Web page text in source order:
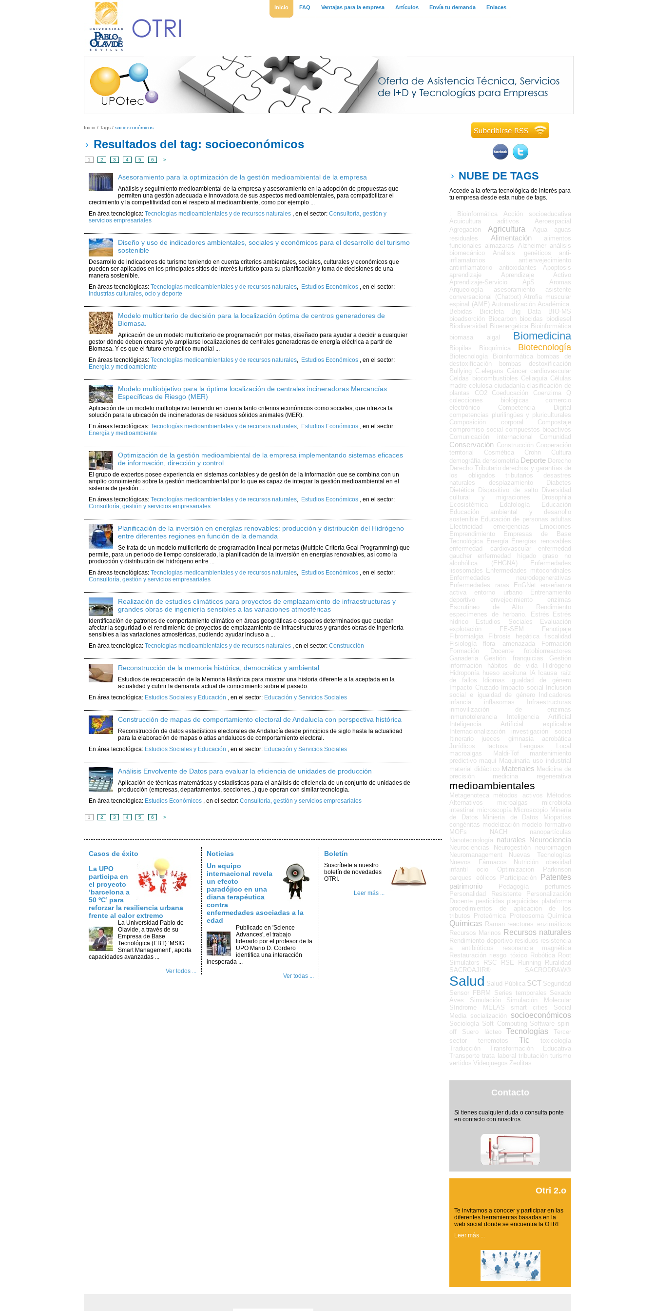
Inicio FAQ Ventajas para la empresa Artículos Envía tu demanda Enlaces
Inicio / Tags / socioeconómicos
Resultados del tag: socioeconómicos
1 2 3 4 5 6 >
Asesoramiento para la optimización de la gestión medioambiental de la empresa
Análisis y seguimiento medioambiental de la empresa y asesoramiento en la adopción de propuestas que
permiten una gestión adecuada e innovadora de sus aspectos medioambientales, para compatibilizar el
crecimiento y la competitividad con el respeto al medioambiente, como por ejemplo ...
En área tecnológica: Tecnologías medioambientales y de recursos naturales , en el sector: Consultoría, gestión y
servicios empresariales
Diseño y uso de indicadores ambientales, sociales y económicos para el desarrollo del turismo
sostenible
Desarrollo de indicadores de turismo teniendo en cuenta criterios ambientales, sociales, culturales y económicos que
pueden ser aplicados en los principales sitios de interés turístico para su planificación y toma de decisiones de una
manera sostenible.
En áreas tecnológicas: Tecnologías medioambientales y de recursos naturales, Estudios Económicos , en el sector:
Industrias culturales, ocio y deporte
Modelo multicriterio de decisión para la localización óptima de centros generadores de
Biomasa.
Aplicación de un modelo multicriterio de programación por metas, diseñado para ayudar a decidir a cualquier
gestor dónde deben crearse y/o ampliarse localizaciones de centrales generadoras de energía eléctrica a partir de
Biomasa. Y es que el futuro energético mundial ...
En áreas tecnológicas: Tecnologías medioambientales y de recursos naturales, Estudios Económicos , en el sector:
Energía y medioambiente
Modelo multiobjetivo para la óptima localización de centrales incineradoras Mercancías
Específicas de Riesgo (MER)
Aplicación de un modelo multiobjetivo teniendo en cuenta tanto criterios económicos como sociales, que ofrezca la
solución para la ubicación de incineradoras de residuos sólidos animales (MER).
En áreas tecnológicas: Tecnologías medioambientales y de recursos naturales, Estudios Económicos , en el sector:
Energía y medioambiente
Optimización de la gestión medioambiental de la empresa implementando sistemas eficaces
de información, dirección y control
El grupo de expertos posee experiencia en sistemas contables y de gestión de la información que se combina con un
amplio conoimiento sobre la gestión medioambiental por lo que es capaz de integrar la gestión medioambiental en el
sistema de gestión ...
En áreas tecnológicas: Tecnologías medioambientales y de recursos naturales, Estudios Económicos , en el sector:
Consultoría, gestión y servicios empresariales
Planificación de la inversión en energías renovables: producción y distribución del Hidrógeno
entre diferentes regiones en función de la demanda
Se trata de un modelo multicriterio de programación lineal por metas (Multiple Criteria Goal Programming) que
permite, para un periodo de tiempo considerado, la planificación de la inversión en energías renovables, así como la
producción y distribución del hidrógeno entre ...
En áreas tecnológicas: Tecnologías medioambientales y de recursos naturales, Estudios Económicos , en el sector:
Consultoría, gestión y servicios empresariales
Realización de estudios climáticos para proyectos de emplazamiento de infraestructuras y
grandes obras de ingeniería sensibles a las variaciones atmosféricas
Identificación de patrones de comportamiento climático en áreas geográficas o espacios determinados que puedan
afectar la seguridad o el rendimiento de proyectos de emplazamiento de infraestructuras y grandes obras de ingeniería
sensibles a las variaciones atmosféricas, pudiendo ayudar incluso a ...
En área tecnológica: Tecnologías medioambientales y de recursos naturales , en el sector: Construcción
Reconstrucción de la memoria histórica, democrática y ambiental
Estudios de recuperación de la Memoria Histórica para mostrar una historia diferente a la aceptada en la
actualidad y cubrir la demanda actual de conocimiento sobre el pasado.
En área tecnológica: Estudios Sociales y Educación , en el sector: Educación y Servicios Sociales
Construcción de mapas de comportamiento electoral de Andalucía con perspectiva histórica
Reconstrucción de datos estadísticos electorales de Andalucía desde principios de siglo hasta la actualidad
para la elaboración de mapas o atlas andaluces de comportamiento electoral.
En área tecnológica: Estudios Sociales y Educación , en el sector: Educación y Servicios Sociales
Análisis Envolvente de Datos para evaluar la eficiencia de unidades de producción
Aplicación de técnicas matemáticas y estadísticas para el análisis de eficiencia de un conjunto de unidades de
producción (empresas, departamentos, secciones...) que operan con similar tecnología.
En área tecnológica: Estudios Económicos , en el sector: Consultoría, gestión y servicios empresariales
1 2 3 4 5 6 >
Casos de éxito
La UPO
participa en
el proyecto
‘barcelona a
50 ºC’ para
reforzar la resiliencia urbana
frente al calor extremo
La Universidad Pablo de
Olavide, a través de su
Empresa de Base
Tecnológica (EBT) ‘MSIG
Smart Management’, aporta
capacidades avanzadas ...
Ver todos ...
Noticias
Un equipo
internacional revela
un efecto
paradójico en una
diana terapéutica
contra
enfermedades asociadas a la
edad
Publicado en 'Science
Advances', el trabajo
liderado por el profesor de la
UPO Mario D. Cordero
identifica una interacción
inesperada ...
Ver todas ...
Boletín
Suscríbete a nuestro
boletín de novedades
OTRI.
Leer más ...
NUBE DE TAGS
Accede a la oferta tecnológica de interés para
tu empresa desde esta nube de tags.
: Bioinformática
Acción socioeducativa
Acuicultura
aditivos
Aeroespacial
Agregación
Agricultura Agua
aguas
residuales
Alimentación
alimentos
funcionales almazaras Alzheimer análisis
biomecánico
Análisis genéticos
anti-
inflamatorios
antienvejecimiento
antiinflamatorio
antioxidantes
Apoptosis
aprendizaje
Aprendizaje Activo
Aprendizaje-Servicio
ApS
Aromas
Arqueología
asesoramiento
asistente
conversacional (Chatbot) Atrofia muscular
espinal (AME) Automatización Académica.
Bebidas
Bicicleta Big Data
BIO-MS
bioadsorción
Biocarbon biocidas
biodiesel
Biodiversidad
Bioenergética Bioinformática
biomasa algal
Biomedicina
Biopilas Bioquímica Biotecnología
Biotecnología Bioinformática
bombas de
destoxificación
bombas destoxificación
Bullying C.elegans Cáncer cardiovascular
Celdas biocombustibles Celiaquía Células
madre celulosa ciudadanía clasificación de
plantas
CO2 Coeducación
Coenzima Q
colecciones biológicas
comercio
electrónico
Competencia Digital
competencias plurilingües y pluriculturales
Composición corporal
Compostaje
compromiso social compuestos bioactivos
Comunicación internacional
Comunidad
Conservación Construcción Cooperación
territorial
Cosmética Crohn
Cultura
demográfia densiometría Deporte Derecho
Derecho Tributario derechos y garantías de
los obligados tributarios
desastres
naturales
desplazamiento
Diabetes
Dietética
Dispositivo de salto
Diversidad
cultural y migraciones
Drosophila
Ecosistémica
Edafología
Educación
Educación ambiental y desarrollo
sostenible Educación de personas adultas
Electricidad
emergencias
Emociones
Emprendimiento
Empresas de Base
Tecnológica Energía Energías renovables
enfermedad cardiovascular
enfermedad
gaucher
enfermedad hígado graso no
alcohólica (EHGNA)
Enfermedades
lisosomales Enfermedades mitocondriales
Enfermedades neurodegenerativas
Enfermedades raras
EnGNet
enseñanza
activa
entorno urbano
Entrenamiento
deportivo
envejecimiento
enzimas
Escrutineo de Alto Rendimiento
especímenes de herbario.
Estrés
Estrés
hídrico
Estudios Sociales
Evaluación
explotación
FE-SEM
Fenotipaje
Fibromialgia
Fibrosis hepática
fiscalidad
Fisiología
flora amenazada
Formación
Formación Docente
fotobiorreactores
Ganaderia
Gestión franquicias
Gestión
información
hábitos de vida
Hidrógeno
Hidroponía hueso aceituna IA
Icausa raíz
de fallos
Idiomas
igualdad de género
Impacto Cruzado
Impacto social
Inclusión
social e igualdad de género
Indicadores
infancia
inflasomas
Infraestructuras
inmovilización de enzimas
inmunotolerancia
Inteligencia Artificial
Inteligencia Artificial explicable
Internacionalización
investigación social
Itinerario
jueces gimnasia acrobática
Jurídicos
lactosa Lenguas
Local
macroalgas
Maldi-Tof
mantenimiento
predictivo maqui Maquinaria uso industrial
material didáctico Materiales Medicina de
precisión
medicina regenerativa
medioambientales
Metagenoteca métodos activos
Métodos
Alternativos
microalgas
microbiota
intestinal microscopía Microscopio Minería
de Datos
Miniería de Datos
Miopatías
congénitas modelización modelo formativo
MOFs
NACH
nanopartículas
Nanotecnología naturales Neurociencia
Neurociencias Neurogestión
neuroimagen
Neuromanagement
Nuevas Tecnologías
Nuevos Fármacos
Nutrición
obesidad
infantil
ocio Optimización
Parkinson
parques eólicos
Participación
Patentes
patrimonio
Pedagogía
perfumes
Personalidad Resistente
Personalización
Docente pesticidas plaguicidas plataforma
procedimientos de aplicación de los
tributos
Proteómica Proteosoma Química
Químicas Raman reactores enzimáticos
Recursos Marinos Recursos naturales
Rendimiento deportivo residuos resistencia
a antibióticos
resonancia magnética
Restauración riesgo tóxico Robótica Root
Simulators
RSC RSE Running
Ruralidad
SACROAJIR®
SACRODRAW®
Salud Salud Pública SCT Seguridad
Sensor FBRM
Series temporales Sexado
Aves
Simulación
Simulación Molecular
Síndrome MELAS
smart cities
Social
Media socialización socioeconómicos
Sociología Soft Computing Software spin-
off
Suero lácteo Tecnologías
Tercer
sector
terremotos Tic
toxicología
Traducción
Transformación Educativa
Transporte trata laboral tributación turismo
vertidos Videojuegos Zeolitas
Contacto
Si tienes cualquier duda o consulta ponte
en contacto con nosotros
Otri 2.o
Te invitamos a conocer y participar en las
diferentes herramientas basadas en la
web social donde se encuentra la OTRI
Leer más ...